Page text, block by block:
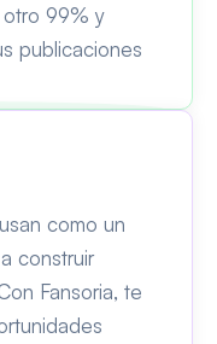
99% y
publicaciones
como un
construir
Fansoria, te